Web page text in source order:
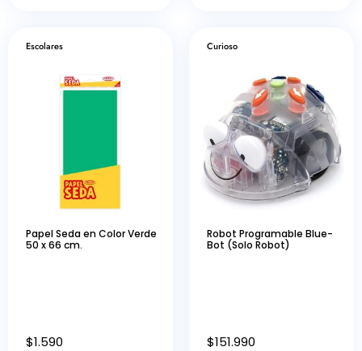
Escolares
Papel Seda en Color Verde
50 x 66 cm.
$1.590
Curioso
Robot Programable Blue-
Bot (Solo Robot)
$151.990